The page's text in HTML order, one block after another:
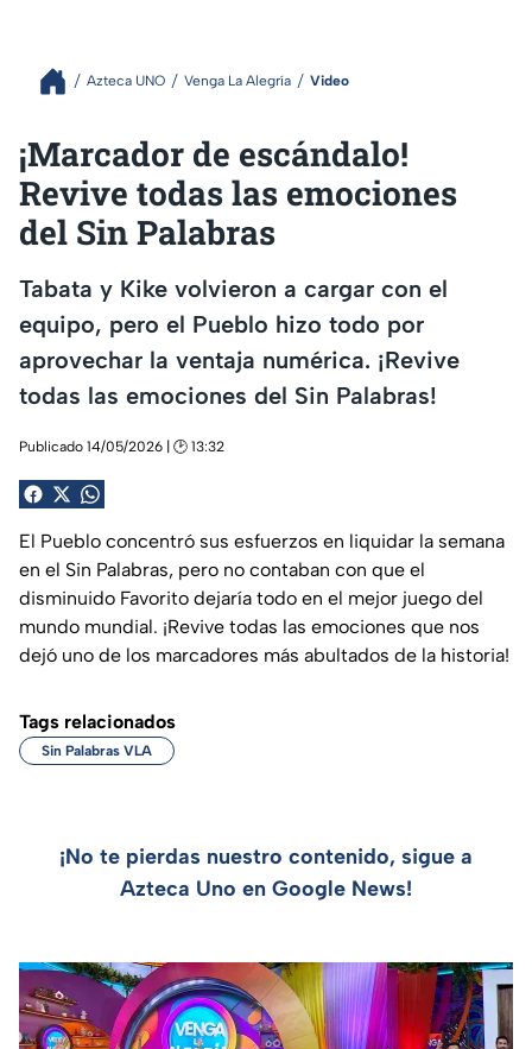
Azteca UNO Venga La Alegría Video
¡Marcador de escándalo!
Revive todas las emociones
del Sin Palabras
Tabata y Kike volvieron a cargar con el
equipo, pero el Pueblo hizo todo por
aprovechar la ventaja numérica. ¡Revive
todas las emociones del Sin Palabras!
Publicado 14/05/2026 | 🕑 13:32
El Pueblo concentró sus esfuerzos en liquidar la semana
en el Sin Palabras, pero no contaban con que el
disminuido Favorito dejaría todo en el mejor juego del
mundo mundial. ¡Revive todas las emociones que nos
dejó uno de los marcadores más abultados de la historia!
Tags relacionados
Sin Palabras VLA
¡No te pierdas nuestro contenido, sigue a
Azteca Uno en Google News!